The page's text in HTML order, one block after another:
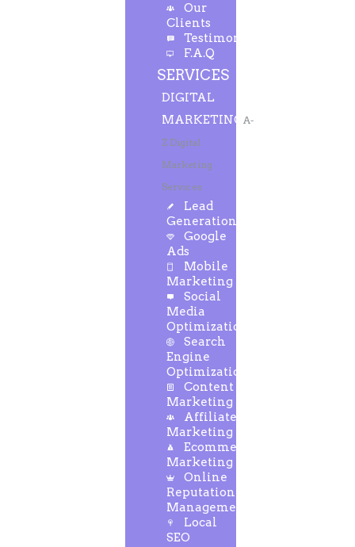
Our
Clients
Testimonials
F.A.Q
SERVICES
DIGITAL
MARKETING A-
Z Digital
Marketing
Services
Lead
Generation
Google
Ads
Mobile
Marketing
Social
Media
Optimization
Search
Engine
Optimization
Content
Marketing
Affiliate
Marketing
Ecommerce
Marketing
Online
Reputation
Management
Local
SEO